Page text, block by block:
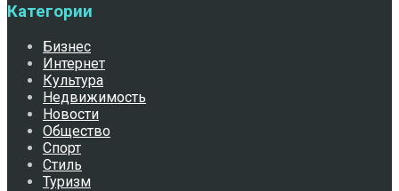
Категории
Бизнес
Интернет
Культура
Недвижимость
Новости
Общество
Спорт
Стиль
Туризм